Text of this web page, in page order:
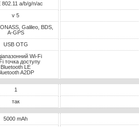
802.11 a/b/g/n/ac
v 5
Galileo, BDS,
A-GPS
USB OTG
Wi-Fi
точка доступу
Bluetooth LE
A2DP
1
так
5000 mAh